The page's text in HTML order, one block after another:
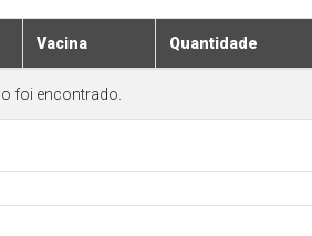
Vacina Quantidade
foi encontrado.